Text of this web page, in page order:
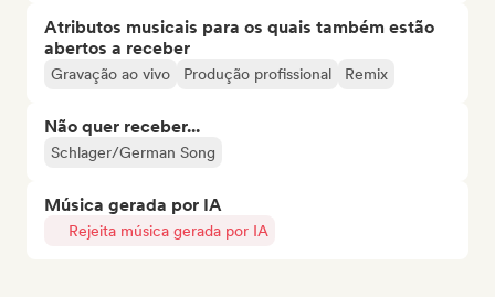
Atributos musicais para os quais também estão
abertos a receber
Gravação ao vivo Produção profissional Remix
Não quer receber...
Schlager/German Song
Música gerada por IA
Rejeita música gerada por IA